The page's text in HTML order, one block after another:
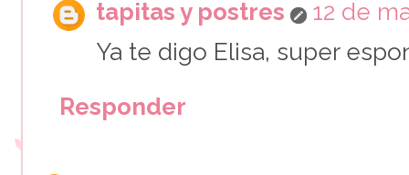
tapitas y postres
12 de
Ya te digo Elisa, super
Responder